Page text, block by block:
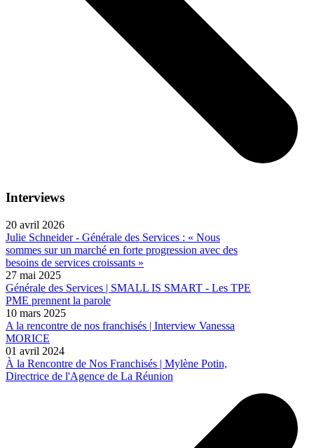
Interviews
20 avril 2026
Julie Schneider - Générale des Services : « Nous
sommes sur un marché en forte progression avec des
besoins de services croissants »
27 mai 2025
Générale des Services | SMALL IS SMART - Les TPE
PME prennent la parole
10 mars 2025
A la rencontre de nos franchisés | Interview Vanessa
MORICE
01 avril 2024
À la Rencontre de Nos Franchisés | Mylène Potin,
Directrice de l'Agence de La Réunion